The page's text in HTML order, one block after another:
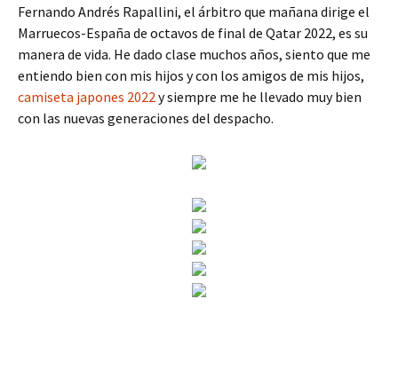
Fernando Andrés Rapallini, el árbitro que mañana dirige el
Marruecos-España de octavos de final de Qatar 2022, es su
manera de vida. He dado clase muchos años, siento que me
entiendo bien con mis hijos y con los amigos de mis hijos,
camiseta japones 2022y siempre me he llevado muy bien
con las nuevas generaciones del despacho.